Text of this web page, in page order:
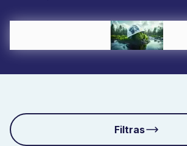
Filtras